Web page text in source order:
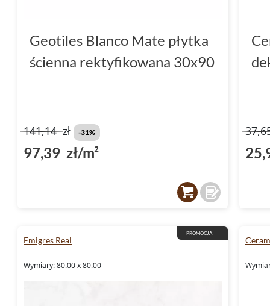
Geotiles Blanco Mate płytka
ścienna rektyfikowana 30x90
141,14zł -31%
97,39 zł/m²
PROMOCJA
Emigres Real
Wymiary: 80.00 x 80.00